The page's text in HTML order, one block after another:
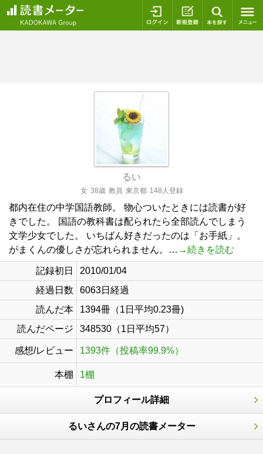
ログイン 新規登録
るい
女 38歳 教員 東京都 148人登録
都内在住の中学国語教師。 物心ついたときには読書が好
きでした。 国語の教科書は配られたら全部読んでしまう
文学少女でした。 いちばん好きだったのは「お手紙」。
がまくんの優しさが忘れられません。… →続きを読む
記録初日
2010/01/04
経過日数
6063日経過
読んだ本
1394冊（1日平均0.23冊)
読んだページ
348530（1日平均57）
感想/レビュー 1393件（投稿率99.9%）
本棚 1棚
プロフィール詳細
るいさんの7月の読書メーター